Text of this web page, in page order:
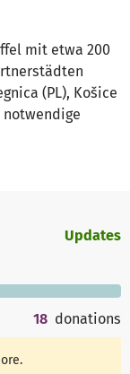
mit etwa 200
(PL), Košice
notwendige
Updates
18 donations